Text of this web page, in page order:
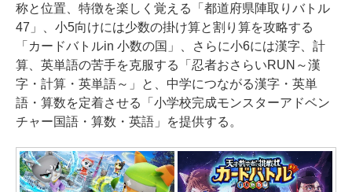
称と位置、特徴を楽しく覚える「都道府県陣取りバトル
47」、小5向けには少数の掛け算と割り算を攻略する
「カードバトルin 小数の国」、さらに小6には漢字、計
算、英単語の苦手を克服する「忍者おさらいRUN～漢
字・計算・英単語～」と、中学につながる漢字・英単
語・算数を定着させる「小学校完成モンスターアドベン
チャー国語・算数・英語」を提供する。